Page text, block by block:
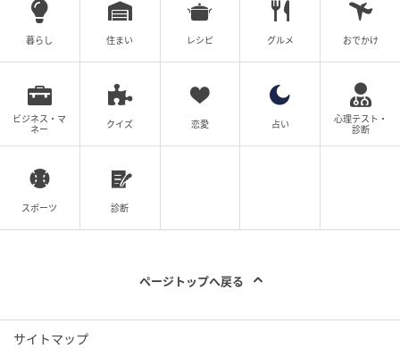
ベビーカレンダー
暮らし 住まい レシピ グルメ おでかけ
ビジネス・マ
ネー
クイズ 恋愛 占い
心理テスト・
診断
スポーツ 診断
ページトップへ戻る
サイトマップ